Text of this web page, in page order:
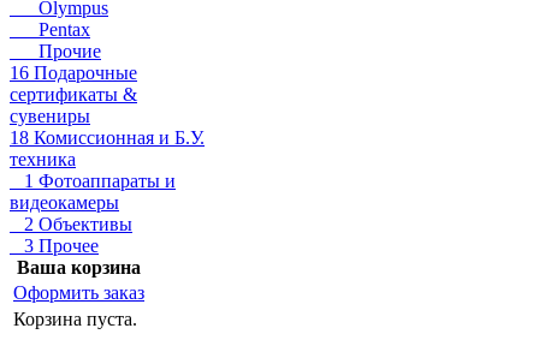
Olympus
Pentax
Прочие
16 Подарочные
сертификаты &
сувениры
18 Комиссионная и Б.У.
техника
1 Фотоаппараты и
видеокамеры
2 Объективы
3 Прочее
Ваша корзина
Оформить заказ
Корзина пуста.